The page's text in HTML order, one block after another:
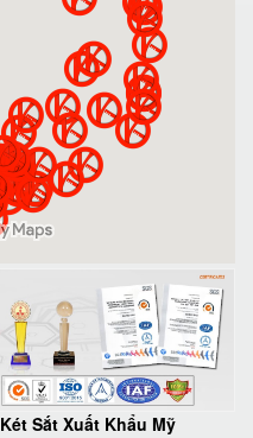
Két Sắt Xuất Khẩu Mỹ